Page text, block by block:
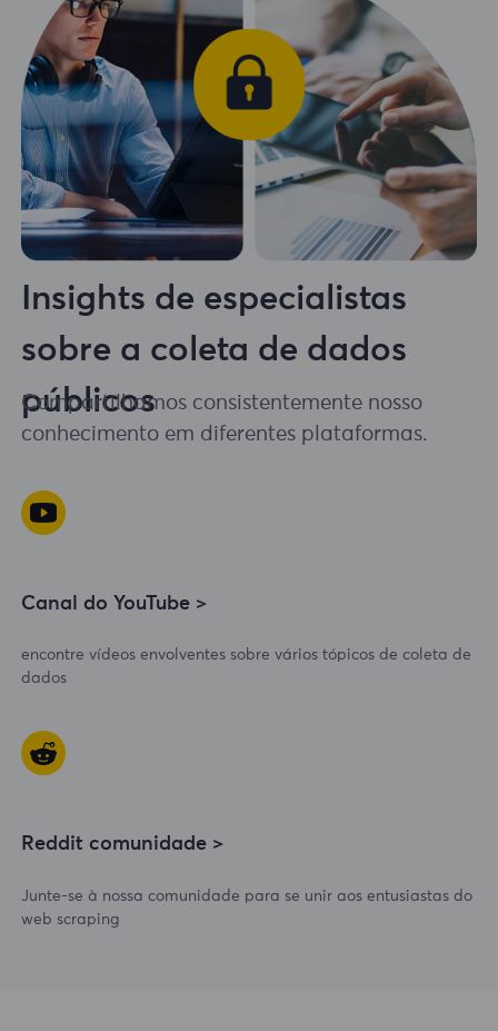
Insights de especialistas
sobre a coleta de dados
públicos
Compartilhamos consistentemente nosso
conhecimento em diferentes plataformas.
Canal do YouTube >
encontre vídeos envolventes sobre vários tópicos de coleta de
dados
Reddit comunidade >
Junte-se à nossa comunidade para se unir aos entusiastas do
web scraping